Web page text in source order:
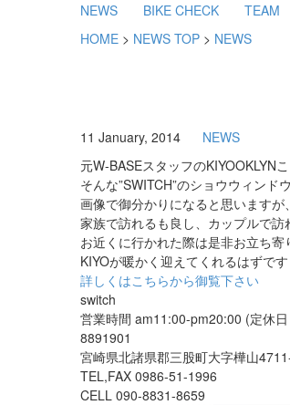
NEWS BIKE CHECK TEAM
HOME > NEWS TOP > NEWS
11 January, 2014
NEWS
元W-BASEスタッフのKIYOOKLYN
そんな”SWITCH”のショウウィンド
画像で御分かりになると思います
家族で訪れるも良し、カップルで
お近くに行かれた際は是非お立ち寄
KIYOが暖かく迎えてくれるはずです
詳しくはこちらから御覧下さい
switch
営業時間 am11:00-pm20:00 (定休
8891901
宮崎県北諸県郡三股町大字樺山
TEL,FAX 0986-51-1996
CELL 090-8831-8659